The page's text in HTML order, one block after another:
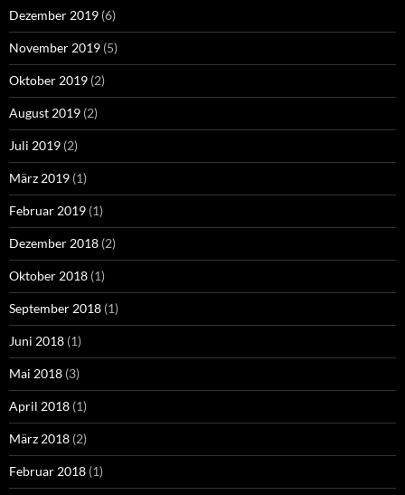
Dezember 2019 (6)
November 2019 (5)
Oktober 2019 (2)
August 2019 (2)
Juli 2019 (2)
März 2019 (1)
Februar 2019 (1)
Dezember 2018 (2)
Oktober 2018 (1)
September 2018 (1)
Juni 2018 (1)
Mai 2018 (3)
April 2018 (1)
März 2018 (2)
Februar 2018 (1)